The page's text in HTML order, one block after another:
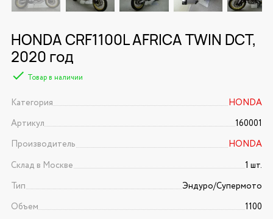
HONDA CRF1100L AFRICA TWIN DCT,
2020 год
Товар в наличии
Категория
HONDA
Артикул
160001
Производитель
HONDA
Склад в Москве
1 шт.
Тип
Эндуро/Супермото
Объем
1100